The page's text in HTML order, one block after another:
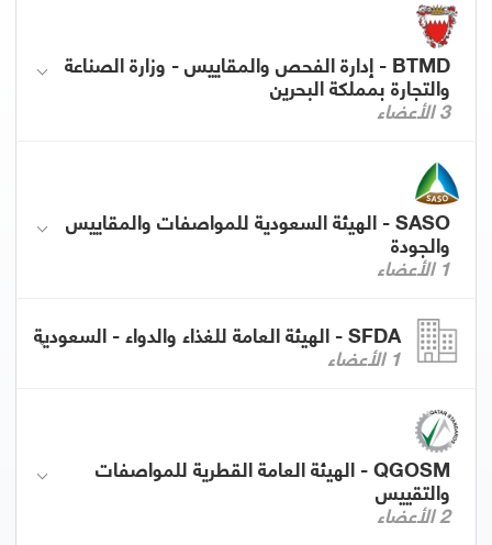
BTMD - إدارة الفحص والمقاييس - وزارة الصناعة
والتجارة بمملكة البحرين
3 الأعضاء
SASO - الهيئة السعودية للمواصفات والمقاييس
والجودة
1 الأعضاء
SFDA - الهيئة العامة للغذاء والدواء - السعودية
1 الأعضاء
QGOSM - الهيئة العامة القطرية للمواصفات
والتقييس
2 الأعضاء